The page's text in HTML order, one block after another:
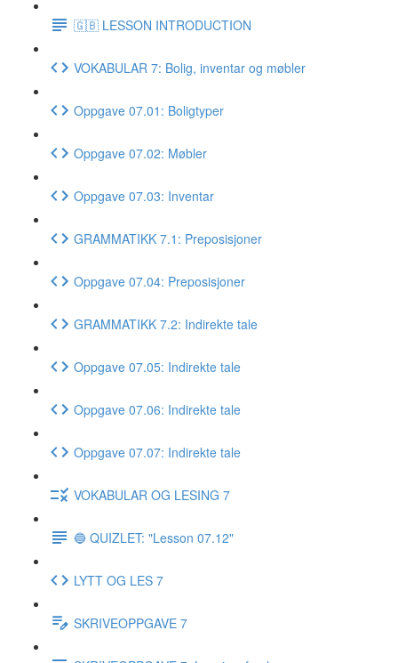
🇬🇧 LESSON INTRODUCTION
VOKABULAR 7: Bolig, inventar og møbler
Oppgave 07.01: Boligtyper
Oppgave 07.02: Møbler
Oppgave 07.03: Inventar
GRAMMATIKK 7.1: Preposisjoner
Oppgave 07.04: Preposisjoner
GRAMMATIKK 7.2: Indirekte tale
Oppgave 07.05: Indirekte tale
Oppgave 07.06: Indirekte tale
Oppgave 07.07: Indirekte tale
VOKABULAR OG LESING 7
🔵 QUIZLET: "Lesson 07.12"
LYTT OG LES 7
SKRIVEOPPGAVE 7